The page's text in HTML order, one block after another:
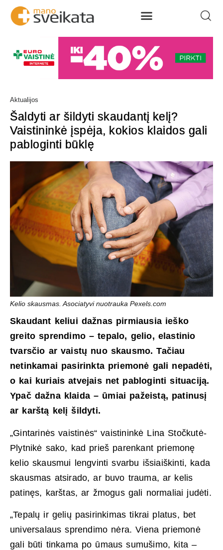
Aktualijos
Šaldyti ar šildyti skaudantį kelį?
Vaistininkė įspėja, kokios klaidos gali
pabloginti būklę
Kelio skausmas. Asociatyvi nuotrauka Pexels.com
Skaudant keliui dažnas pirmiausia ieško
greito sprendimo – tepalo, gelio, elastinio
tvarsčio ar vaistų nuo skausmo. Tačiau
netinkamai pasirinkta priemonė gali nepadėti,
o kai kuriais atvejais net pabloginti situaciją.
Ypač dažna klaida – ūmiai pažeistą, patinusį
ar karštą kelį šildyti.
„Gintarinės vaistinės“ vaistininkė Lina Stočkutė-
Plytnikė sako, kad prieš parenkant priemonę
kelio skausmui lengvinti svarbu išsiaiškinti, kada
skausmas atsirado, ar buvo trauma, ar kelis
patinęs, karštas, ar žmogus gali normaliai judėti.
„Tepalų ir gelių pasirinkimas tikrai platus, bet
universalaus sprendimo nėra. Viena priemonė
gali būti tinkama po ūmaus sumušimo, kita –